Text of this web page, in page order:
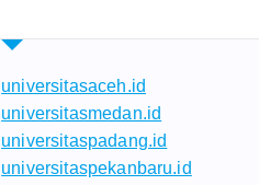
universitasaceh.id
universitasmedan.id
universitaspadang.id
universitaspekanbaru.id